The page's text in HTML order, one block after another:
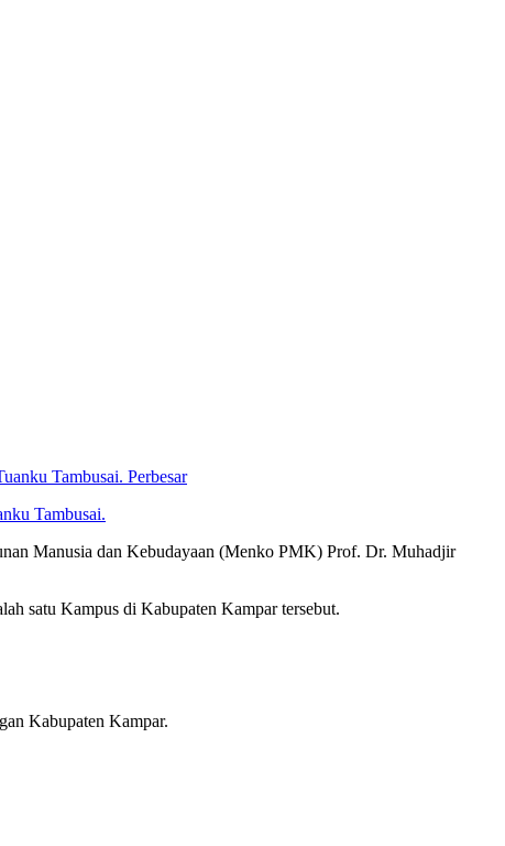
Perbesar
Tambusai.
Manusia dan Kebudayaan (Menko PMK) Prof. Dr. Muhadjir
satu Kampus di Kabupaten Kampar tersebut.
Kabupaten Kampar.